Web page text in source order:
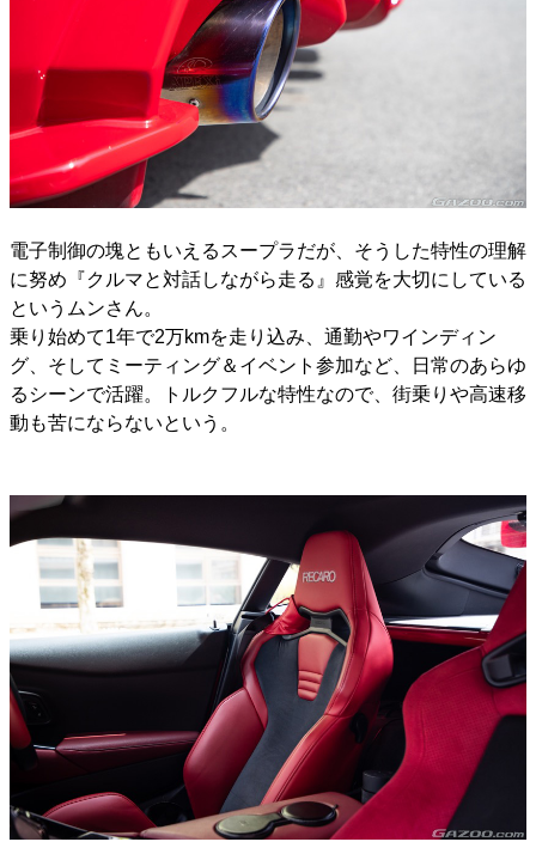
電子制御の塊ともいえるスープラだが、そうした特性の理解
に努め『クルマと対話しながら走る』感覚を大切にしている
というムンさん。
乗り始めて1年で2万kmを走り込み、通勤やワインディン
グ、そしてミーティング＆イベント参加など、日常のあらゆ
るシーンで活躍。トルクフルな特性なので、街乗りや高速移
動も苦にならないという。